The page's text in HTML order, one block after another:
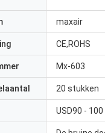
maxair
CE,ROHS
Mx-603
20 stukken
USD90 - 100